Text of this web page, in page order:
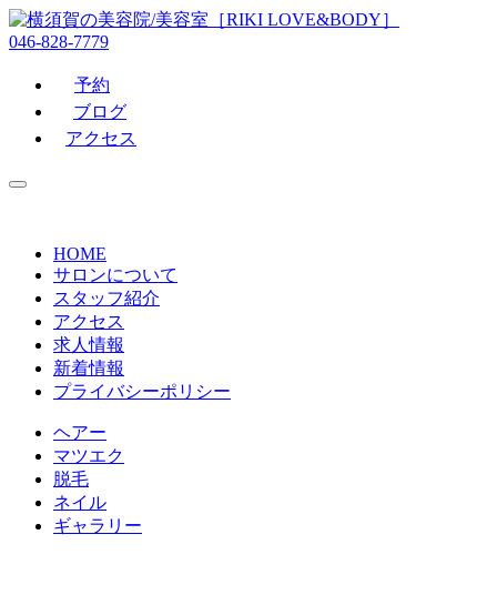
046-828-7779
予約
ブログ
アクセス
HOME
サロンについて
スタッフ紹介
アクセス
求人情報
新着情報
プライバシーポリシー
ヘアー
マツエク
脱毛
ネイル
ギャラリー